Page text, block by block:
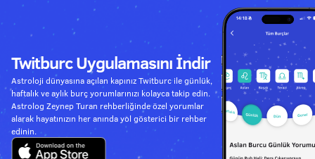
Twitburc Uygulamasını İndir
Astroloji dünyasına açılan kapınız Twitburc ile günlük,
haftalık ve aylık burç yorumlarınızı kolayca takip edin.
Astrolog Zeynep Turan rehberliğinde özel yorumlar
alarak hayatınızın her anında yol gösterici bir rehber
edinin.